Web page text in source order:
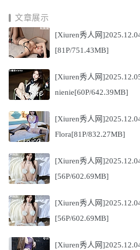
文章展示
[Xiuren秀人网
[81P/751.43MB]
[Xiuren秀人网
nienie[60P/642.39MB]
[Xiuren秀人网
Flora[81P/832.27MB]
[Xiuren秀人网
[56P/602.69MB]
[Xiuren秀人网
[56P/602.69MB]
[Xiuren秀人网